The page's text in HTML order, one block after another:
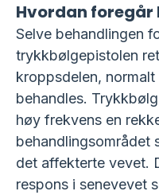
Hvordan foregår
Selve behandlingen
trykkbølgepistolen
kroppsdelen, normalt
behandles.
høy frekvens en
behandlingsområdet
det affekterte vevet.
respons i senevevet